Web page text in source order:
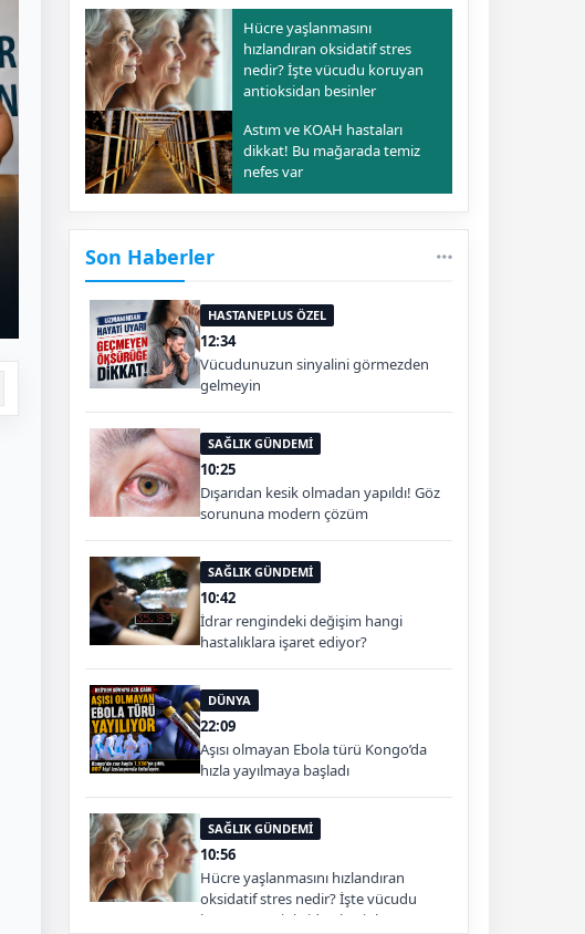
Hücre yaşlanmasını
hızlandıran oksidatif stres
nedir? İşte vücudu koruyan
antioksidan besinler
Astım ve KOAH hastaları
dikkat! Bu mağarada temiz
nefes var
Son Haberler
HASTANEPLUS ÖZEL
12:34
Vücudunuzun sinyalini görmezden
gelmeyin
SAĞLIK GÜNDEMİ
10:25
Dışarıdan kesik olmadan yapıldı! Göz
sorununa modern çözüm
SAĞLIK GÜNDEMİ
10:42
İdrar rengindeki değişim hangi
hastalıklara işaret ediyor?
DÜNYA
22:09
Aşısı olmayan Ebola türü Kongo’da
hızla yayılmaya başladı
SAĞLIK GÜNDEMİ
10:56
Hücre yaşlanmasını hızlandıran
oksidatif stres nedir? İşte vücudu
koruyan antioksidan besinler